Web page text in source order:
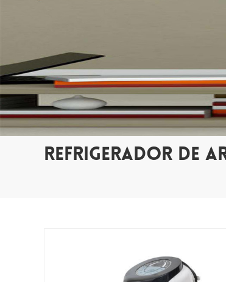
REFRIGERADOR DE